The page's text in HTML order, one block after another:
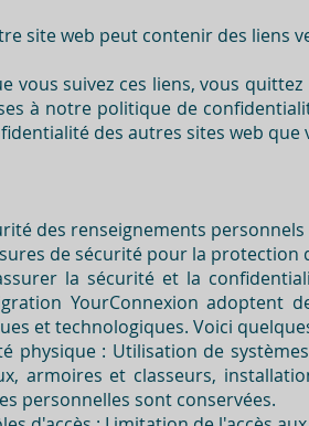
site web peut contenir des liens
vous suivez ces liens, vous
à notre politique de
des autres sites web
des renseignements personnels
de sécurité pour la protection
la sécurité et la
YourConnexion adoptent
et technologiques. Voici
physique : Utilisation de
armoires et classeurs,
personnelles sont conservées.